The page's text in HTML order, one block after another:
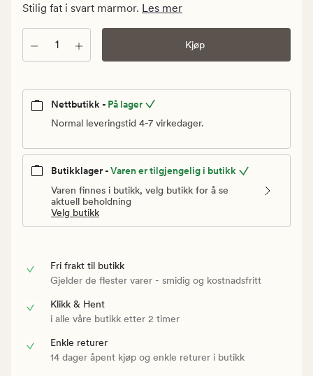
kr.
Stilig fat i svart marmor. Les mer
Antall Kjøp
Nettbutikk - På lager
Normal leveringstid 4-7 virkedager.
Butikklager -Varen er tilgjengelig i butikk
Varen finnes i butikk, velg butikk for å se
aktuell beholdning
Velg butikk
Fri frakt til butikk
Gjelder de flester varer - smidig og kostnadsfritt
Klikk & Hent
i alle våre butikk etter 2 timer
Enkle returer
14 dager åpent kjøp og enkle returer i butikk